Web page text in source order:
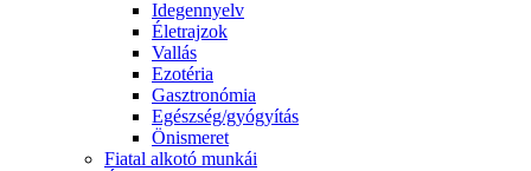
Idegennyelv
Életrajzok
Vallás
Ezotéria
Gasztronómia
Egészség/gyógyítás
Önismeret
Fiatal alkotó munkái